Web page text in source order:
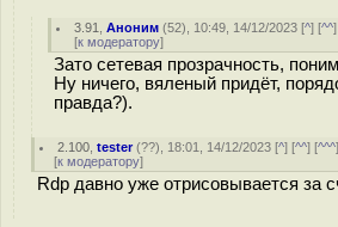
3.91 ,Аноним (52), 10:49, 14/12/2023 [^] [^^
[к модератору]
Зато сетевая прозрачность,
Ну ничего, вяленый придёт,
правда?).
2.100 ,tester(??), 18:01, 14/12/2023 [^] [^^] [^^^
[к модератору]
Rdp давно уже отрисовывается за